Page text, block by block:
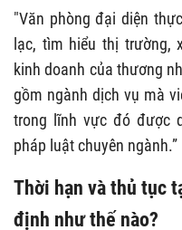
"Văn phòng đại diện
lạc, tìm hiểu thị
kinh doanh của thương
gồm ngành dịch vụ mà
trong lĩnh vực đó được
pháp luật chuyên ngành.”
Thời hạn và thủ tục
định như thế nào?